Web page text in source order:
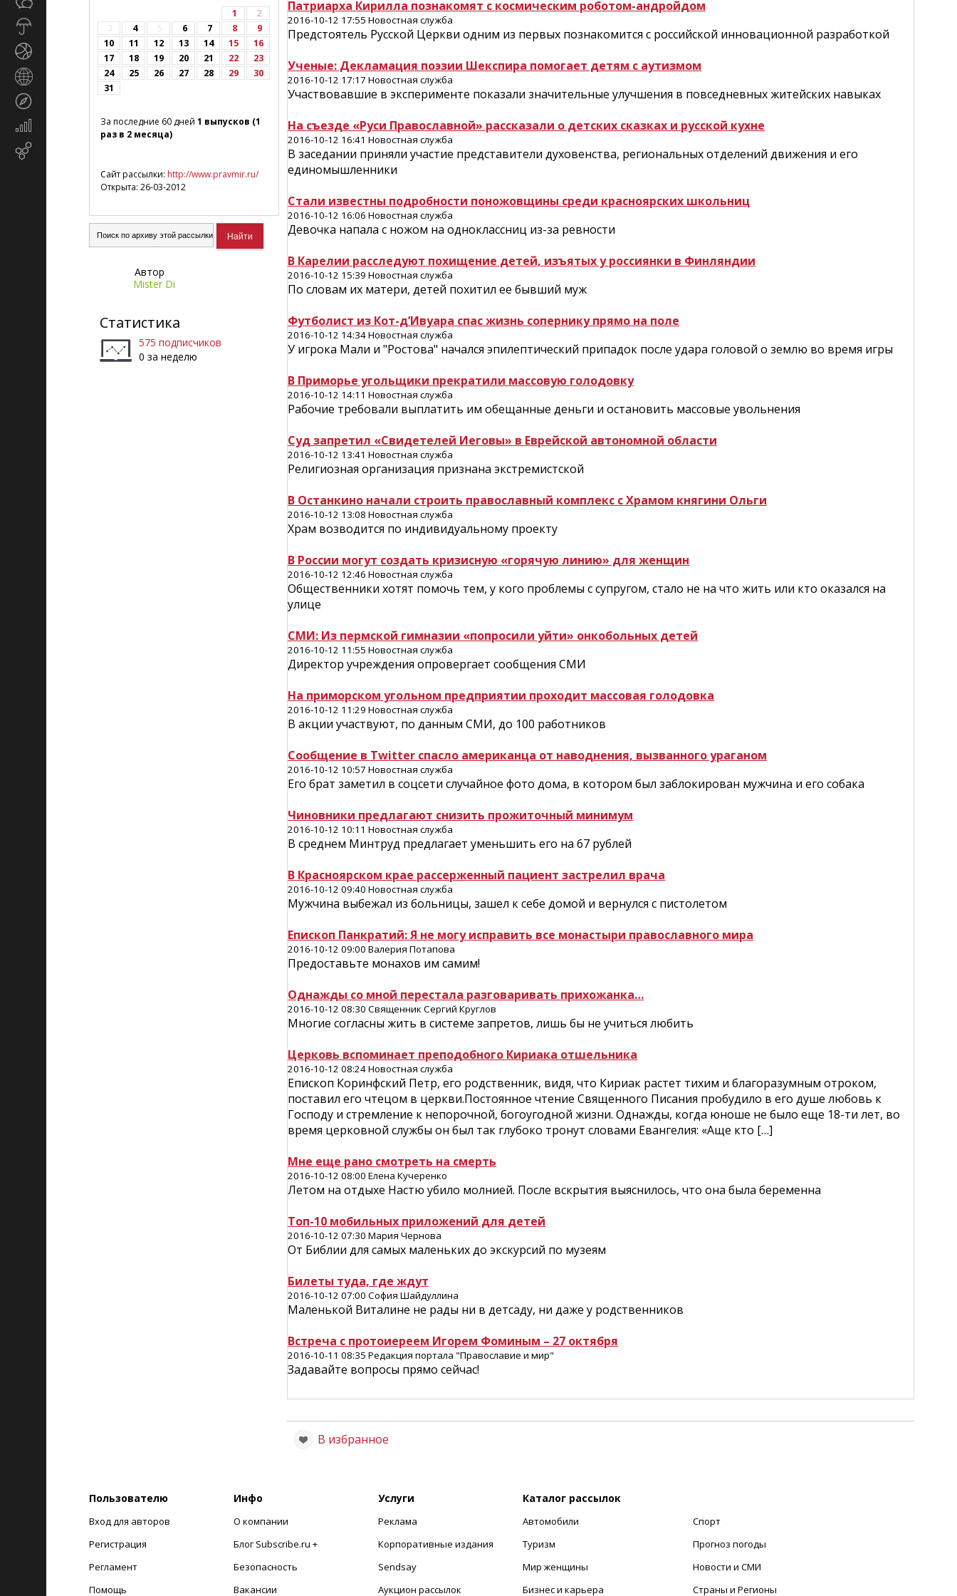
Экономика
1
2
3
4 5 6 7 8
9
10
11 12 13 14 15
16
17
18 19 20 21 22
23
24
25 26 27 28 29
30
31
За последние 60 дней 1 выпусков (1
раз в 2 месяца)
Сайт рассылки: http://www.pravmir.ru/
Открыта: 26-03-2012
Автор
Mister Di
Статистика
575 подписчиков
0 за неделю
Патриарха Кирилла познакомят с космическим роботом-андройдом
2016-10-12 17:55 Новостная служба
Предстоятель Русской Церкви одним из первых познакомится с российской инновационной разработкой
Ученые: Декламация поэзии Шекспира помогает детям с аутизмом
2016-10-12 17:17 Новостная служба
Участвовавшие в эксперименте показали значительные улучшения в повседневных житейских навыках
На съезде «Руси Православной» рассказали о детских сказках и русской кухне
2016-10-12 16:41 Новостная служба
В заседании приняли участие представители духовенства, региональных отделений движения и его
единомышленники
Стали известны подробности поножовщины среди красноярских школьниц
2016-10-12 16:06 Новостная служба
Девочка напала с ножом на одноклассниц из-за ревности
В Карелии расследуют похищение детей, изъятых у россиянки в Финляндии
2016-10-12 15:39 Новостная служба
По словам их матери, детей похитил ее бывший муж
Футболист из Кот-д’Ивуара спас жизнь сопернику прямо на поле
2016-10-12 14:34 Новостная служба
У игрока Мали и "Ростова" начался эпилептический припадок после удара головой о землю во время игры
В Приморье угольщики прекратили массовую голодовку
2016-10-12 14:11 Новостная служба
Рабочие требовали выплатить им обещанные деньги и остановить массовые увольнения
Суд запретил «Свидетелей Иеговы» в Еврейской автономной области
2016-10-12 13:41 Новостная служба
Религиозная организация признана экстремистской
В Останкино начали строить православный комплекс с Храмом княгини Ольги
2016-10-12 13:08 Новостная служба
Храм возводится по индивидуальному проекту
В России могут создать кризисную «горячую линию» для женщин
2016-10-12 12:46 Новостная служба
Общественники хотят помочь тем, у кого проблемы с супругом, стало не на что жить или кто оказался на
улице
СМИ: Из пермской гимназии «попросили уйти» онкобольных детей
2016-10-12 11:55 Новостная служба
Директор учреждения опровергает сообщения СМИ
На приморском угольном предприятии проходит массовая голодовка
2016-10-12 11:29 Новостная служба
В акции участвуют, по данным СМИ, до 100 работников
Сообщение в Twitter спасло американца от наводнения, вызванного ураганом
2016-10-12 10:57 Новостная служба
Его брат заметил в соцсети случайное фото дома, в котором был заблокирован мужчина и его собака
Чиновники предлагают снизить прожиточный минимум
2016-10-12 10:11 Новостная служба
В среднем Минтруд предлагает уменьшить его на 67 рублей
В Красноярском крае рассерженный пациент застрелил врача
2016-10-12 09:40 Новостная служба
Мужчина выбежал из больницы, зашел к себе домой и вернулся с пистолетом
Епископ Панкратий: Я не могу исправить все монастыри православного мира
2016-10-12 09:00 Валерия Потапова
Предоставьте монахов им самим!
Однажды со мной перестала разговаривать прихожанка…
2016-10-12 08:30 Священник Сергий Круглов
Многие согласны жить в системе запретов, лишь бы не учиться любить
Церковь вспоминает преподобного Кириака отшельника
2016-10-12 08:24 Новостная служба
Епископ Коринфский Петр, его родственник, видя, что Кириак растет тихим и благоразумным отроком,
поставил его чтецом в церкви.Постоянное чтение Священного Писания пробудило в его душе любовь к
Господу и стремление к непорочной, богоугодной жизни. Однажды, когда юноше не было еще 18-ти лет, во
время церковной службы он был так глубоко тронут словами Евангелия: «Аще кто […]
Мне еще рано смотреть на смерть
2016-10-12 08:00 Елена Кучеренко
Летом на отдыхе Настю убило молнией. После вскрытия выяснилось, что она была беременна
Топ-10 мобильных приложений для детей
2016-10-12 07:30 Мария Чернова
От Библии для самых маленьких до экскурсий по музеям
Билеты туда, где ждут
2016-10-12 07:00 София Шайдуллина
Маленькой Виталине не рады ни в детсаду, ни даже у родственников
Встреча с протоиереем Игорем Фоминым – 27 октября
2016-10-11 08:35 Редакция портала "Православие и мир"
Задавайте вопросы прямо сейчас!
В избранное
Пользователю
Вход для авторов
Регистрация
Регламент
Помощь
Инфо
О компании
Блог Subscribe.ru +
Безопасность
Вакансии
Услуги
Реклама
Корпоративные издания
Sendsay
Аукцион рассылок
Каталог рассылок
Автомобили
Туризм
Мир женщины
Бизнес и карьера
Спорт
Прогноз погоды
Новости и СМИ
Страны и Регионы